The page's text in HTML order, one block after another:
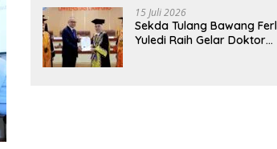
Bergizi Gratis di Natar
15 Juli 2026
Sekda Tulang Bawang
Yuledi Raih Gelar Doktor